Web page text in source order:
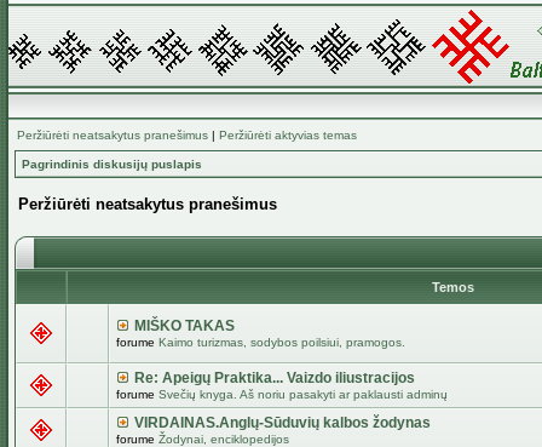
Peržiūrėti neatsakytus pranešimus | Peržiūrėti aktyvias temas
Pagrindinis diskusijų puslapis
Peržiūrėti neatsakytus pranešimus
Temos
MIŠKO TAKAS
forume Kaimo turizmas, sodybos poilsiui, pramogos.
Re: Apeigų Praktika... Vaizdo iliustracijos
forume Svečių knyga. Aš noriu pasakyti ar paklausti adminų
VIRDAINAS.Anglų-Sūduvių kalbos žodynas
forume Žodynai, enciklopedijos